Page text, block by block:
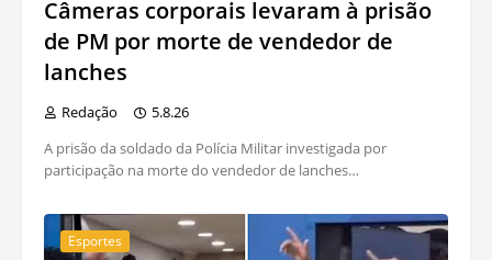
Câmeras corporais levaram à prisão
de PM por morte de vendedor de
lanches
Redação
5.8.26
A prisão da soldado da Polícia Militar investigada por
participação na morte do vendedor de lanches…
Esportes